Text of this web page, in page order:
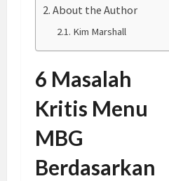
About the Author
Kim Marshall
6 Masalah
Kritis Menu
MBG
Berdasarkan